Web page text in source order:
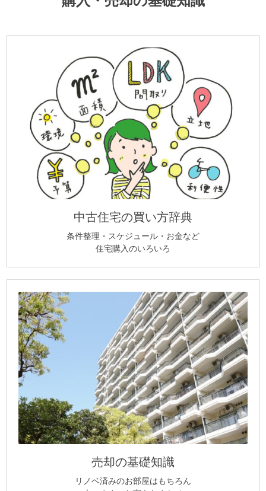
中古住宅の買い方辞典
条件整理・スケジュール・お金など
住宅購入のいろいろ
売却の基礎知識
リノベ済みのお部屋はもちろん